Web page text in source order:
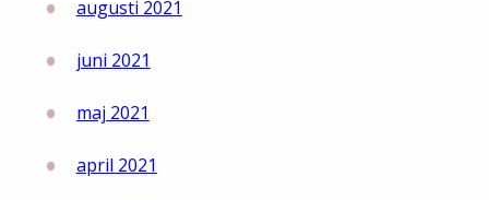
augusti 2021
juni 2021
maj 2021
april 2021